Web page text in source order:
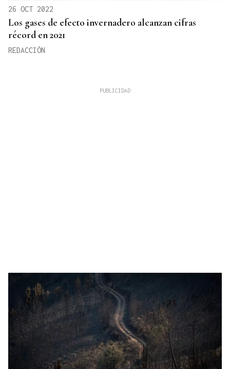
26 OCT 2022
Los gases de efecto invernadero alcanzan cifras
récord en 2021
REDACCIÓN